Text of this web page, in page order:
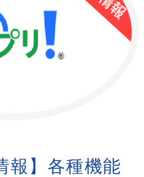
報】各種機能